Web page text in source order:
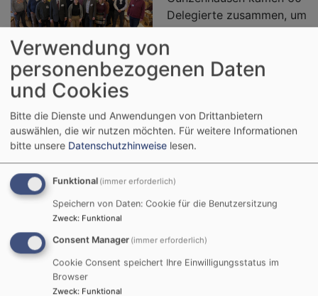
Bildrechte Reinhard Krüger
Delegierte zusammen, um
wichtige Angelegenheiten
des Dekanatsbezirks
Gunzenhausen zu besprechen.
Zwei große Themen beschäftigten die
Kirchenvorsteher/innen und die Hauptamtlichen: die
neuen Regionalgemeinden, die auf der Landessynode
angekündigt wurden und die im Laufe des Jahres 2026
genauer definiert werden sollen und die anstehende
Dekanatsfusion mit den Nachbardekanaten
Pappenheim und Weißenburg
, die zum 1.1.2028
greifen soll.
Verwendung von
personenbezogenen Daten
und Cookies
Bitte die Dienste und Anwendungen von Drittanbietern
auswählen, die wir nutzen möchten. Für weitere Informationen
bitte unsere Datenschutzhinweise lesen.
Funktional (immer erforderlich)
Speichern von Daten: Cookie für die Benutzersitzung
Zweck: Funktional
Consent Manager (immer erforderlich)
Cookie Consent speichert Ihre Einwilligungsstatus im
Browser
Zweck: Funktional